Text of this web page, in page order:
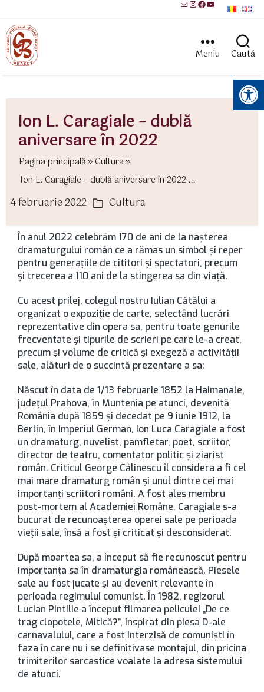
MailInstagram
Facebook
YouTube
Meniu Caută
Instrumente pentru accesibilitate
Ion L. Caragiale – dublă
aniversare în 2022
Pagina principală
Cultura
Ion L. Caragiale – dublă aniversare în 2022 ...
4 februarie 2022 Categorii
Cultura
În anul 2022 celebrăm 170 de ani de la nașterea
dramaturgului român ce a rămas un simbol și reper
pentru generațiile de cititori și spectatori, precum
și trecerea a 110 ani de la stingerea sa din viață.
Cu acest prilej, colegul nostru Iulian Cătălui a
organizat o expoziție de carte, selectând lucrări
reprezentative din opera sa, pentru toate genurile
frecventate și tipurile de scrieri pe care le-a creat,
precum și volume de critică și exegeză a activității
sale, alături de o succintă prezentare a sa:
Născut în data de 1/13 februarie 1852 la Haimanale,
județul Prahova, în Muntenia pe atunci, devenită
România după 1859 şi decedat pe 9 iunie 1912, la
Berlin, în Imperiul German, Ion Luca Caragiale a fost
un dramaturg, nuvelist, pamfletar, poet, scriitor,
director de teatru, comentator politic şi ziarist
român. Criticul George Călinescu îl considera a fi cel
mai mare dramaturg român şi unul dintre cei mai
importanţi scriitori români. A fost ales membru
post-mortem al Academiei Române. Caragiale s-a
bucurat de recunoaşterea operei sale pe perioada
vieţii sale, însă a fost şi criticat şi desconsiderat.
După moartea sa, a început să fie recunoscut pentru
importanţa sa în dramaturgia românească. Piesele
sale au fost jucate şi au devenit relevante în
perioada regimului comunist. În 1982, regizorul
Lucian Pintilie a început filmarea peliculei „De ce
trag clopotele, Mitică?”, inspirat din piesa D-ale
carnavalului, care a fost interzisă de comunişti în
faza în care nu i se definitivase montajul, din pricina
trimiterilor sarcastice voalate la adresa sistemului
de atunci.